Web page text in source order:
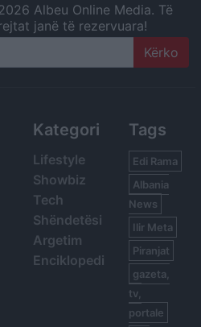
Albeu Online Media. Të
janë të rezervuara!
Kategori
Lifestyle
Showbiz
Tech
Shëndetësi
Argetim
Enciklopedi
Tags
Edi Rama
Albania
News
Ilir Meta
Piranjat
gazeta,
tv,
portale